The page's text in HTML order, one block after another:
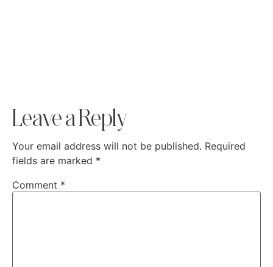
Leave a Reply
Your email address will not be published. Required
fields are marked *
Comment *